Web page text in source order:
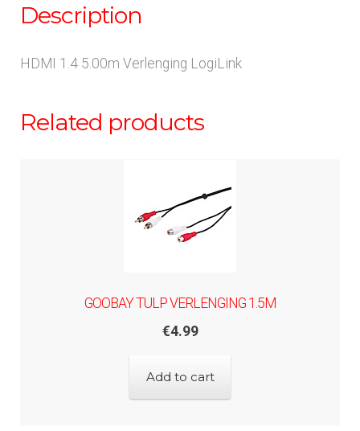
Description
HDMI 1.4 5.00m Verlenging LogiLink
Related products
GOOBAY TULP VERLENGING 1.5M
€4.99
Add to cart